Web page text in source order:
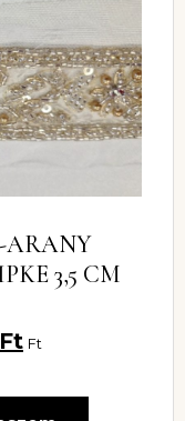
ARANY
3,5 CM
Ft Ft